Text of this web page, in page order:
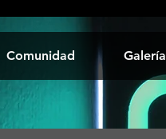
Comunidad Galería